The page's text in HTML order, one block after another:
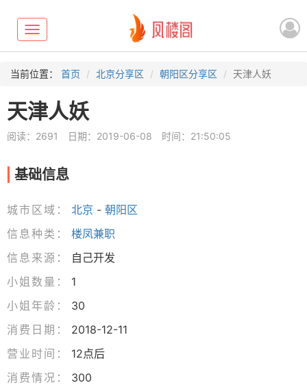
Toggle
navigation
当前位置： 首页 北京分享区 朝阳区分享区 天津人妖
天津人妖
阅读：2691 日期：2019-06-08 时间：21:50:05
基础信息
城市区域： 北京 - 朝阳区
信息种类：
楼凤兼职
信息来源：
自己开发
小姐数量：
1
小姐年龄：
30
消费日期：
2018-12-11
营业时间：
12点后
消费情况：
300